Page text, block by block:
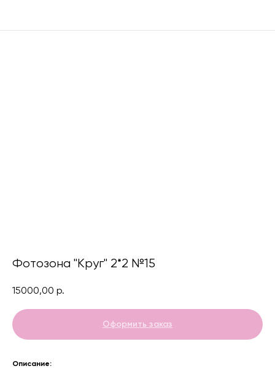
Фотозона "Круг" 2*2 №15
15000,00 р.
Оформить заказ
Описание: